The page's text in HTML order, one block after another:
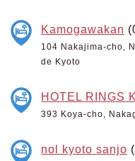
Kamogawakan
104 Nakajima-cho,
de Kyoto
HOTEL RINGS
393 Koya-cho,
nol kyoto sanjo